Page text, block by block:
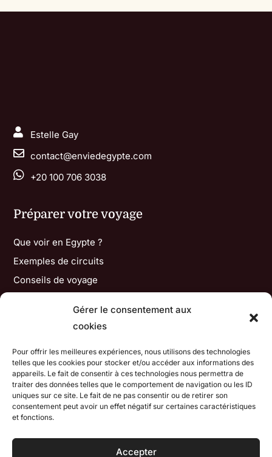
Gérer le consentement aux
cookies
Pour offrir les meilleures expériences, nous utilisons des technologies
telles que les cookies pour stocker et/ou accéder aux informations des
appareils. Le fait de consentir à ces technologies nous permettra de
traiter des données telles que le comportement de navigation ou les ID
uniques sur ce site. Le fait de ne pas consentir ou de retirer son
consentement peut avoir un effet négatif sur certaines caractéristiques
et fonctions.
Accepter
 Estelle Gay
 contact@enviedegypte.com
 +20 100 706 3038
Préparer votre voyage
Que voir en Egypte ?
Exemples de circuits
Conseils de voyage
Informations
Contactez-moi
Avis de voyageurs
Conditions d'utilisation
Mentions légales / Confidentialité